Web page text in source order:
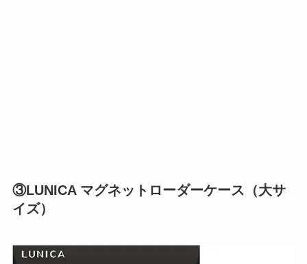
③LUNICA マグネットローダーケース（大サ
イズ）